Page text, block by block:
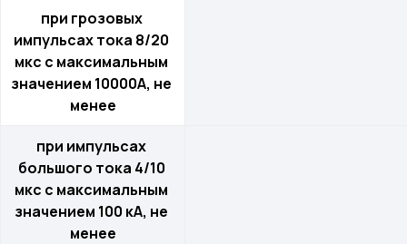
при грозовых
импульсах тока 8/20
мкс с максимальным
значением 10000А, не
менее
при импульсах
большого тока 4/10
мкс с максимальным
значением 100 кА, не
менее
Силовой провод и кабель
Волоконно-оптический кабель
Кабель спец. назначения